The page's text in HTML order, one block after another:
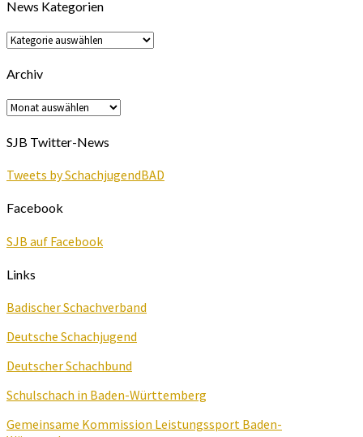
News Kategorien
News
Kategorien
Archiv
Archiv
SJB Twitter-News
Tweets by SchachjugendBAD
Facebook
SJB auf Facebook
Links
Badischer Schachverband
Deutsche Schachjugend
Deutscher Schachbund
Schulschach in Baden-Württemberg
Gemeinsame Kommission Leistungssport Baden-